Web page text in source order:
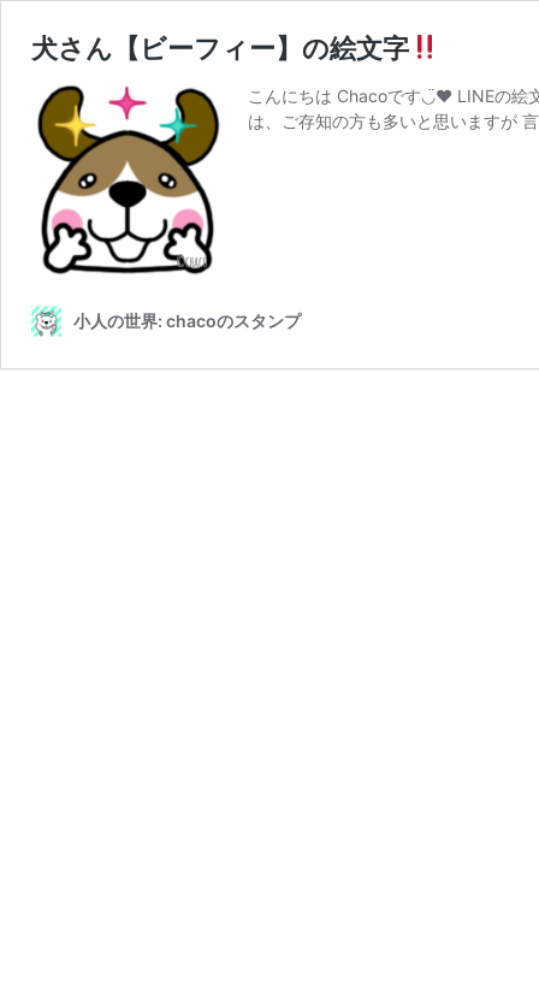
犬さん【ビーフィー】の絵文字
こんにちは Chacoです◡̈♥︎ LINEの絵
は、ご存知の方も多いと思いますが
小人の世界: chacoのスタンプ